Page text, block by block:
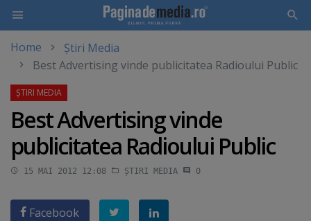
main
Home
Știri Media
Best Advertising vinde publicitatea Radioului Public
Best Advertising vinde
publicitatea Radioului Public
15 MAI 2012 12:08 ȘTIRI MEDIA 0
Facebook